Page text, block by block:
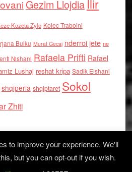
Gezim Llojdia Ilir
Kozeta Zylo Kolec Traboini
Bulku Murat Gecaj nderroi jete ne
Nishani Rafaela Prifti Rafael
Lushaj reshat kripa Sadik Elshani
shqiperia shqiptaret Sokol
Zhiti
to improve your experience. We'll
but you can opt-out if you wish.